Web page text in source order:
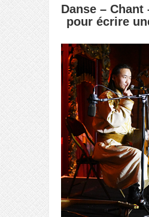
Danse – Chant
pour écrire